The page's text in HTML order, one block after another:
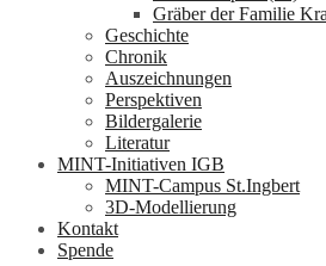
Gräber der Familie
Geschichte
Chronik
Auszeichnungen
Perspektiven
Bildergalerie
Literatur
MINT-Initiativen IGB
MINT-Campus St.Ingbert
3D-Modellierung
Kontakt
Spende